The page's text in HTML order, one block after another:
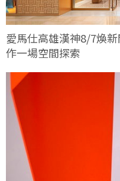
愛馬仕高雄漢神8/7煥
作一場空間探索